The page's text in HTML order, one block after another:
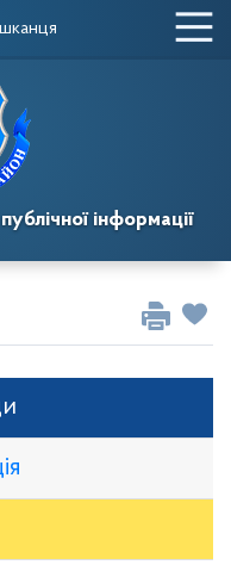
інформації
місті ради Сесії за 2019